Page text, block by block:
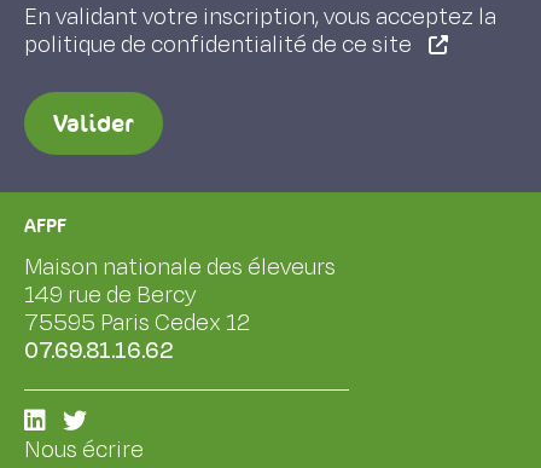
En validant votre inscription, vous acceptez la
politique de confidentialité de ce site
Valider
AFPF
Maison nationale des éleveurs
149 rue de Bercy
75595 Paris Cedex 12
07.69.81.16.62
Nous écrire